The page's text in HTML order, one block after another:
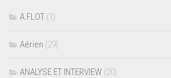
A FLOT (1)
Aérien (29)
ANALYSE ET INTERVIEW (20)